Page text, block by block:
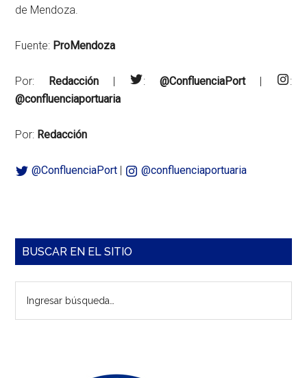
de Mendoza.
Fuente: ProMendoza
Por: Redacción | : @ConfluenciaPort|
:
@confluenciaportuaria
Por: Redacción
@ConfluenciaPort | @confluenciaportuaria
Barra
principal
BUSCAR EN EL SITIO
búsqueda…